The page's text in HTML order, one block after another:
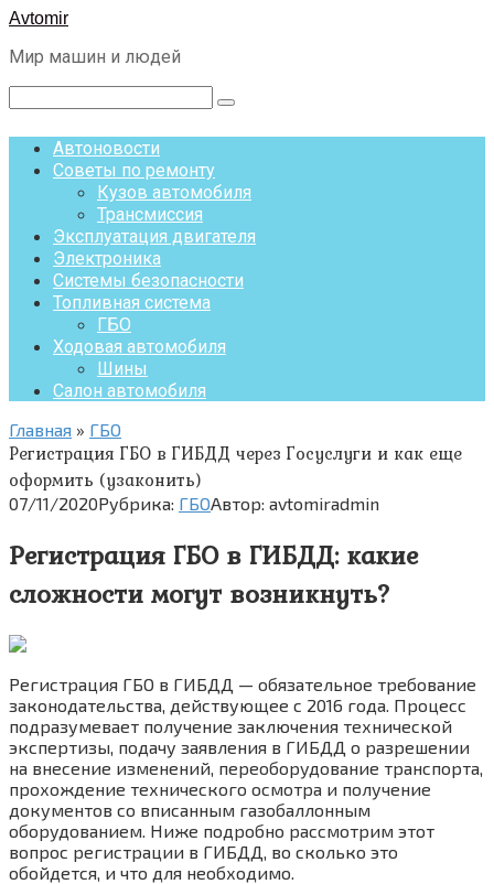
Перейти
контенту
Avtomir
Мир машин и людей
Поиск:
Автоновости
Советы по ремонту
Кузов автомобиля
Трансмиссия
Эксплуатация двигателя
Электроника
Системы безопасности
Топливная система
ГБО
Ходовая автомобиля
Шины
Салон автомобиля
Главная » ГБО
Регистрация ГБО в ГИБДД через Госуслуги и как еще
оформить (узаконить)
07/11/2020Рубрика: ГБОАвтор: avtomiradmin
Регистрация ГБО в ГИБДД: какие
сложности могут возникнуть?
Регистрация ГБО в ГИБДД — обязательное требование
законодательства, действующее с 2016 года. Процесс
подразумевает получение заключения технической
экспертизы, подачу заявления в ГИБДД о разрешении
на внесение изменений, переоборудование транспорта,
прохождение технического осмотра и получение
документов со вписанным газобаллонным
оборудованием. Ниже подробно рассмотрим этот
вопрос регистрации в ГИБДД, во сколько это
обойдется, и что для необходимо.